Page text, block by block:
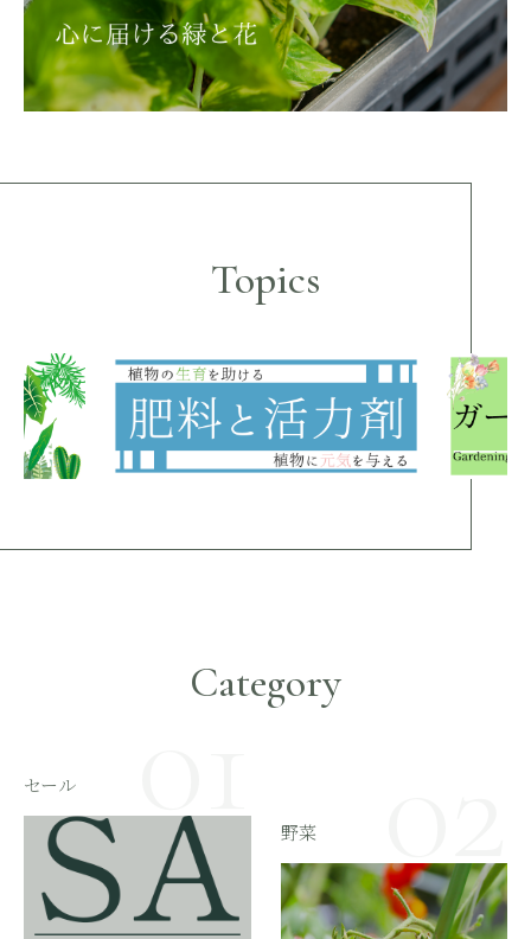
Topics
Category
セール
野菜